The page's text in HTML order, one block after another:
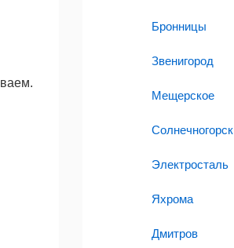
Бронницы
Звенигород
Мещерское
Солнечногорск
Электросталь
Яхрома
Дмитров